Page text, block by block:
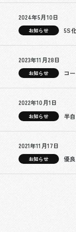
2024年5月10日
お知らせ 5S
2023年11月28日
お知らせ コ
2022年10月1日
お知らせ 半
2021年11月17日
お知らせ 優